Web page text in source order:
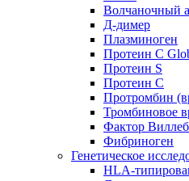
Волчаночный
Д-димер
Плазминоген
Протеин C
Протеин S
Протеин С
Протромбин
Тромбиновое
Фактор
Фибриноген
Генетическое
HLA-